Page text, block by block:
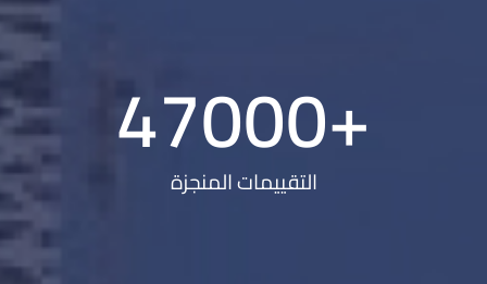
التقييمات المنجزة
47000+